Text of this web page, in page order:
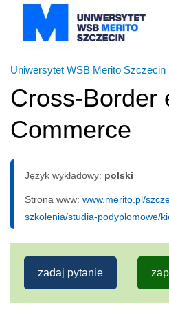
Uniwersytet WSB Merito Szczecin
Cross-Border
Commerce
Język wykładowy: polski
Strona www: www.merito.pl/
szkolenia/studia-podyplomowe/
zadaj pytanie